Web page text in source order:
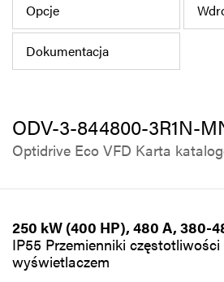
Opcje
Dokumentacja
ODV-3-844800-3R1N-
Optidrive Eco VFD Karta
250 kW (400 HP), 480 A, 380-
IP55 Przemienniki
wyświetlaczem